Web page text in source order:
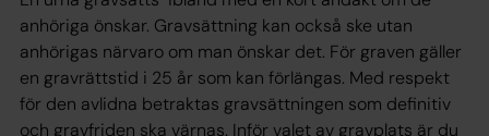
anhöriga önskar. Gravsättning kan också ske utan
anhörigas närvaro om man önskar det. För graven gäller
en gravrättstid i 25 år som kan förlängas. Med respekt
för den avlidna betraktas gravsättningen som definitiv
och gravfriden ska värnas. Inför valet av gravplats är du